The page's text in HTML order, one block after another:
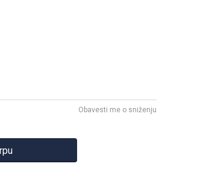
Obavesti me o sniženju